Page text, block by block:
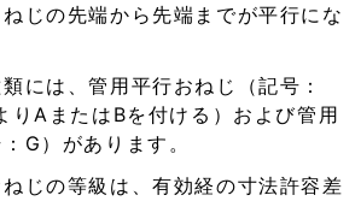
じの先端から先端までが平行にな
には、管用平行おねじ（記号：
りAまたはBを付ける）および管用
G）があります。
じの等級は、有効経の寸法許容差